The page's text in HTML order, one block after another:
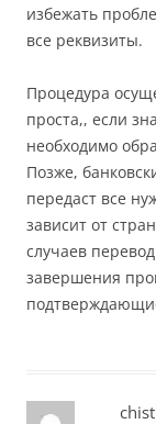
избежать
все реквизиты.
Процедура
проста,, если
необходимо
Позже,
передаст все
зависит от
случаев
завершения